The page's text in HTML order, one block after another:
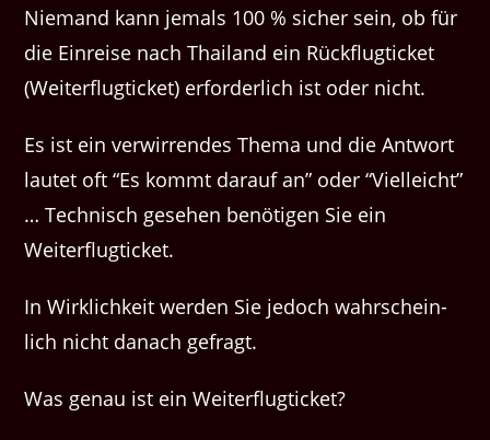
Nie­mand kann jemals 100 % sich­er sein, ob für
die Ein­reise nach Thai­land ein Rück­flugtick­et
(Weit­er­flugtick­et) erforder­lich ist oder nicht.
Es ist ein ver­wirren­des The­ma und die Antwort
lautet oft ​“Es kommt darauf an” oder ​“Vielle­icht”
… Tech­nisch gese­hen benöti­gen Sie ein
Weiterflugticket.
In Wirk­lichkeit wer­den Sie jedoch wahrschein­
lich nicht danach gefragt.
Was genau ist ein Weiterflugticket?